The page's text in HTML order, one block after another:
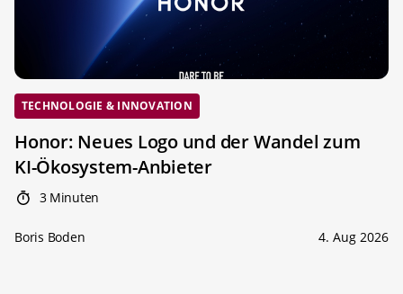
TECHNOLOGIE & INNOVATION
Honor: Neues Logo und der Wandel zum
KI-Ökosystem-Anbieter
3 Minuten
Boris Boden 4. Aug 2026